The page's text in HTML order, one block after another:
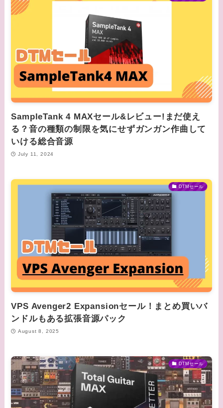
SampleTank 4 MAXセール&レビュー!まだ使え
る？音の種類の制限を気にせずガンガン作曲して
いける総合音源
July 11, 2024
DTMセール
VPS Avenger2 Expansionセール！まとめ買いバ
ンドルもある拡張音源パック
August 8, 2025
DTMセール